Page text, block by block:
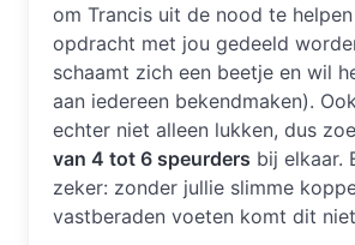
om Trancis uit de nood te
opdracht met jou gedeeld
schaamt zich een beetje en wil
aan iedereen bekendmaken).
echter niet alleen lukken, dus
van 4 tot 6 speurders bij elkaar.
zeker: zonder jullie slimme
vastberaden voeten komt dit